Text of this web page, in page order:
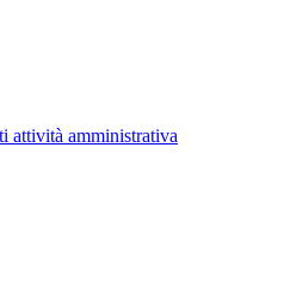
attività amministrativa